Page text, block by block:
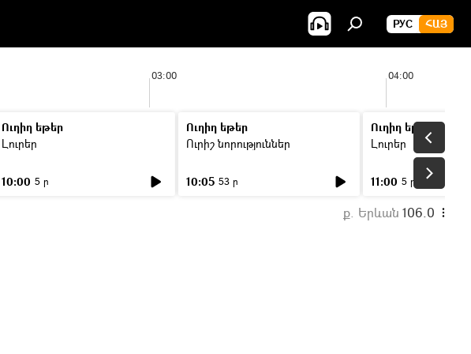
РУС ՀԱՅ
03:00 04:00
Ուղիղ եթեր
Լուրեր
10:00 5 ր
Ուղիղ եթեր
Ուրիշ նորություններ
10:05 53 ր
Ուղիղ եթեր
Լուրեր
11:00 5 ր
ք. Երևան 106.0